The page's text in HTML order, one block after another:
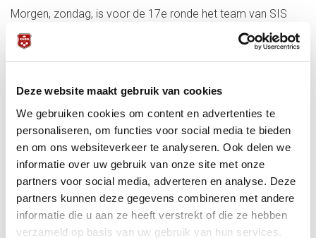
Deze website maakt gebruik van cookies
We gebruiken cookies om content en advertenties te
personaliseren, om functies voor social media te bieden
en om ons websiteverkeer te analyseren. Ook delen we
informatie over uw gebruik van onze site met onze
partners voor social media, adverteren en analyse. Deze
partners kunnen deze gegevens combineren met andere
informatie die u aan ze heeft verstrekt of die ze hebben
verzameld op basis van uw gebruik van hun services.
Morgen, zondag, is voor de 17e ronde het team van SIS
Experience worden gewerkt aan de voorbereidingen van de
maken over de positie: SIS leidt met 26 punten voor Dekker
en Cues&Darts met 20, Topbiljart Zundert en Woonwonder
met 18.
Cues&Darts gaat met een sterke opstelling (Ruben Legazpi
en Robinson Morales als kopmannen) de thuiswedstrijd
tegen Zundert tegemoet. Een interessante ontmoeting is
die tussen Bousema en J&F Auto’s, waar Jeffrey Jorissen
tegen zijn toekomstige team speelt. De kopman van de
Hagenaars staat tegenover Martin Horn.
Verder staat in Sluiskil bij Dallinga-Dekker Keukens de